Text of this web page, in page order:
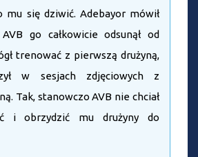
mu się dziwić. Adebayor mówił
go całkowicie odsunął od
trenować z pierwszą drużyną,
w sesjach zdjęciowych z
Tak, stanowczo AVB nie chciał
i obrzydzić mu drużyny do